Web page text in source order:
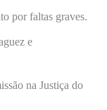
por faltas graves.
e
na Justiça do